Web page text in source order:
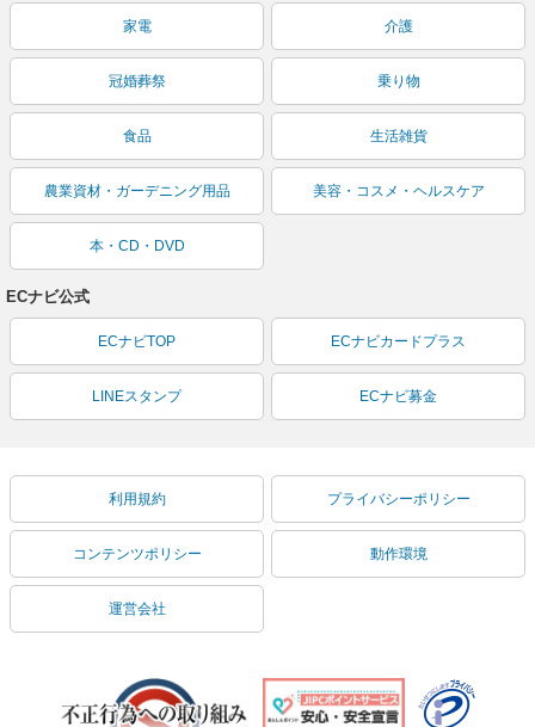
家電 介護
冠婚葬祭 乗り物
食品 生活雑貨
農業資材・ガーデニング用品 美容・コスメ・ヘルスケア
本・CD・DVD
ECナビ公式
ECナビTOP ECナビカードプラス
LINEスタンプ ECナビ募金
利用規約 プライバシーポリシー
コンテンツポリシー 動作環境
運営会社